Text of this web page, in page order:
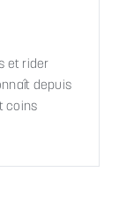
et rider
depuis
coins